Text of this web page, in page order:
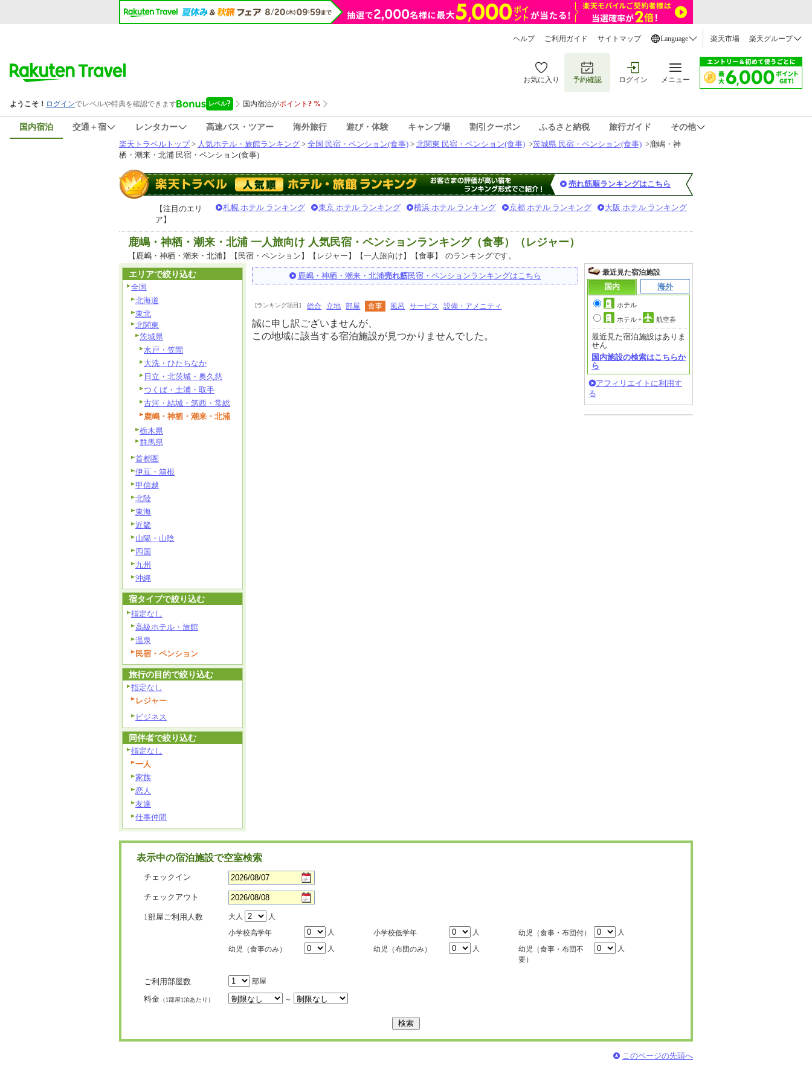
ヘルプ ご利用ガイド サイトマップ Language 楽天市場 楽天グループ
お気に入り 予約確認 ログイン メニュー
国内宿泊 交通＋宿 レンタカー 高速バス・ツアー 海外旅行 遊び・体験 キャンプ場 割引クーポン ふるさと納税 旅行ガイド
その他
楽天トラベルトップ> 人気ホテル・旅館ランキング > 全国 民宿・ペンション(食事) > 北関東 民宿・ペンション(食事) >茨城県 民宿・ペンション(食事) >鹿嶋・神
栖・潮来・北浦 民宿・ペンション(食事)
売れ筋順ランキングはこちら
【注目のエリ
ア】
札幌 ホテル ランキング 東京 ホテル ランキング 横浜 ホテル ランキング 京都 ホテル ランキング 大阪 ホテル ランキング
鹿嶋・神栖・潮来・北浦 一人旅向け 人気民宿・ペンションランキング（食事）（レジャー）
【鹿嶋・神栖・潮来・北浦】【民宿・ペンション】【レジャー】【一人旅向け】【食事】 のランキングです。
鹿嶋・神栖・潮来・北浦売れ筋民宿・ペンションランキングはこちら
[ランキング項目] 総合 立地 部屋 食事 風呂 サービス 設備・アメニティ
誠に申し訳ございませんが、
この地域に該当する宿泊施設が見つかりませんでした。
最近見た宿泊施設
国内
海外
ホテル
ホテル+ 航空券
最近見た宿泊施設はありま
せん
国内施設の検索はこちらか
ら
アフィリエイトに利用す
る
エリアで絞り込む
全国
北海道
東北
北関東
茨城県
水戸・笠間
大洗・ひたちなか
日立・北茨城・奥久慈
つくば・土浦・取手
古河・結城・筑西・常総
鹿嶋・神栖・潮来・北浦
栃木県
群馬県
首都圏
伊豆・箱根
甲信越
北陸
東海
近畿
山陽・山陰
四国
九州
沖縄
宿タイプで絞り込む
指定なし
高級ホテル・旅館
温泉
民宿・ペンション
旅行の目的で絞り込む
指定なし
レジャー
ビジネス
同伴者で絞り込む
指定なし
一人
家族
恋人
友達
仕事仲間
表示中の宿泊施設で空室検索
チェックイン
チェックアウト
1部屋ご利用人数 大人
人
小学校高学年
人 小学校低学年 人 幼児（食事・布団付）
人
幼児（食事のみ）
人 幼児（布団のみ） 人
幼児（食事・布団不
要）
人
ご利用部屋数 部屋
料金 （1部屋1泊あたり） ～
このページの先頭へ